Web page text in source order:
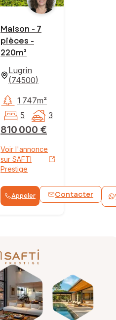
Maison - 7
pièces -
220m²
Lugrin
(74500)
810 000 €
1 747m²
5
3
Voir l'annonce
sur SAFTI
Prestige
Appeler Contacter